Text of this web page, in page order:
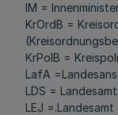
IM =
KrOrdB =
KrPolB =
LafA
LDS =
LEJ